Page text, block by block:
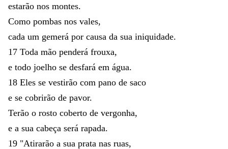
estarão nos montes.
Como pombas nos vales,
cada um gemerá por causa da sua iniquidade.
17 Toda mão penderá frouxa,
e todo joelho se desfará em água.
18 Eles se vestirão com pano de saco
e se cobrirão de pavor.
Terão o rosto coberto de vergonha,
e a sua cabeça será rapada.
19 "Atirarão a sua prata nas ruas,